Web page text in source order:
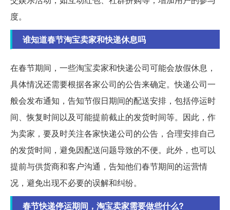
度。
谁知道春节淘宝卖家和快递休息吗
在春节期间，一些淘宝卖家和快递公司可能会放假休息，
具体情况还需要根据各家公司的公告来确定。快递公司一
般会发布通知，告知节假日期间的配送安排，包括停运时
间、恢复时间以及可能提前截止的发货时间等。因此，作
为卖家，要及时关注各家快递公司的公告，合理安排自己
的发货时间，避免因配送问题导致的不便。此外，也可以
提前与供货商和客户沟通，告知他们春节期间的运营情
况，避免出现不必要的误解和纠纷。
春节快递停运期间，淘宝卖家需要做些什么?